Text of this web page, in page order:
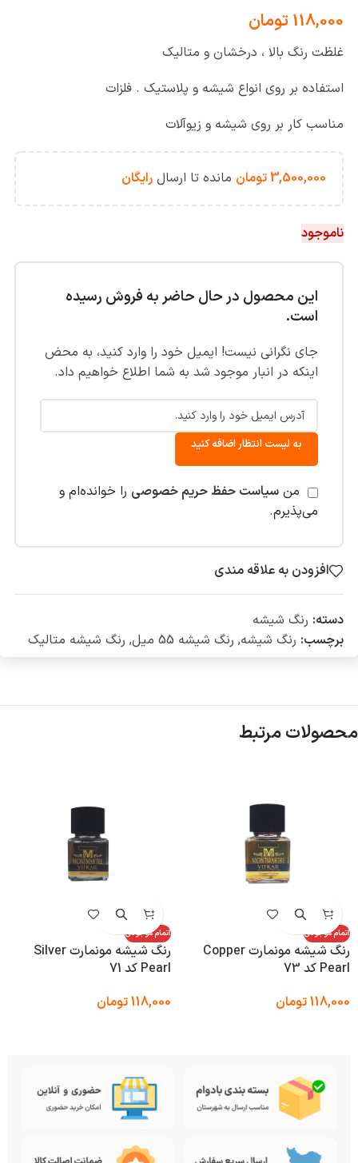
118,000تومان
غلظت رنگ بالا ، درخشان و متالیک
استفاده بر روی انواع شیشه و پلاستیک . فلزات
مناسب کار بر روی شیشه و زیوآلات
3,500,000تومان مانده تا ارسال رایگان
ناموجود
این محصول در حال حاضر به فروش رسیده
است.
جای نگرانی نیست! ایمیل خود را وارد کنید، به محض
اینکه در انبار موجود شد به شما اطلاع خواهیم داد.
به لیست انتظار اضافه کنید
من سیاست حفظ حریم خصوصی را خوانده‌ام و
می‌پذیرم.
افزودن به علاقه مندی
دسته: رنگ شیشه
برچسب: رنگ شیشه, رنگ شیشه 55 میل , رنگ شیشه متالیک
محصولات مرتبط
اتمام موجودی
رنگ شیشه مونمارت Copper
Pearl کد 73
118,000تومان
اتمام موجودی
رنگ شیشه مونمارت Silver
Pearl کد 71
118,000تومان